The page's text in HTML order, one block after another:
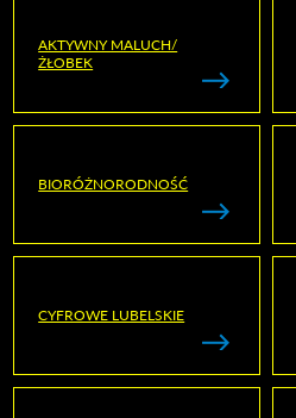
AKTYWNY MALUCH/
ŻŁOBEK
BIORÓŻNORODNOŚĆ
CYFROWE LUBELSKIE